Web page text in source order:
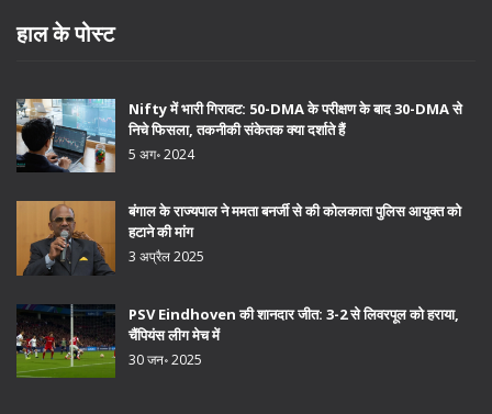
हाल के पोस्ट
Nifty में भारी गिरावट: 50-DMA के परीक्षण के बाद 30-DMA से
निचे फिसला, तकनीकी संकेतक क्या दर्शाते हैं
5 अग॰ 2024
बंगाल के राज्यपाल ने ममता बनर्जी से की कोलकाता पुलिस आयुक्त को
हटाने की मांग
3 अप्रैल 2025
PSV Eindhoven की शानदार जीत: 3-2 से लिवरपूल को हराया,
चैंपियंस लीग मेच में
30 जन॰ 2025